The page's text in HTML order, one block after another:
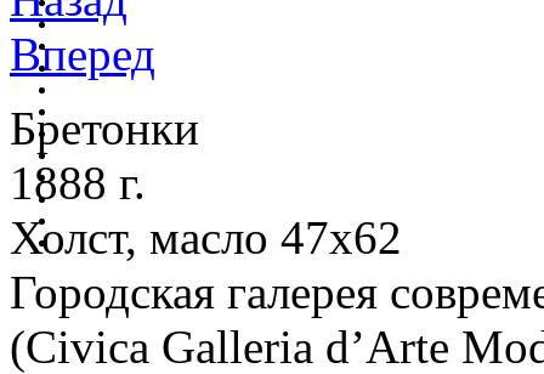
Вперед
Бретонки
1888 г.
Холст, масло 47x62
Городская галерея
(Civica Galleria d’Arte